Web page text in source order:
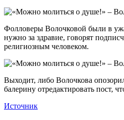
Фолловеры Волочковой были в
нужно за здравие, говорят
религиозным человеком.
Выходит, либо Волочкова
балерину отредактировать пост,
Источник